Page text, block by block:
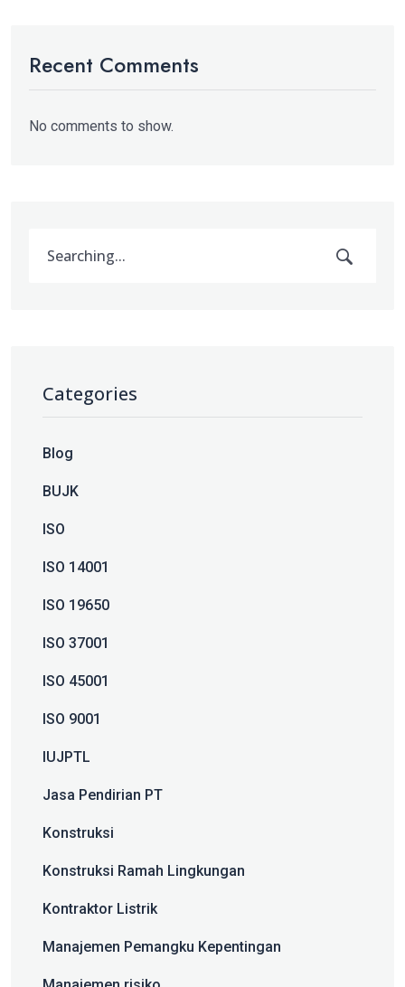
Recent Comments
No comments to show.
Categories
Blog
BUJK
ISO
ISO 14001
ISO 19650
ISO 37001
ISO 45001
ISO 9001
IUJPTL
Jasa Pendirian PT
Konstruksi
Konstruksi Ramah Lingkungan
Kontraktor Listrik
Manajemen Pemangku Kepentingan